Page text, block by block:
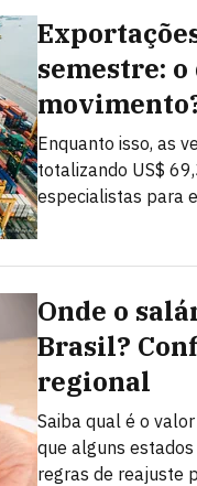
semestre:
Enquanto isso, as
totalizando US$
especialistas para
Onde o
Brasil?
regional
Saiba qual é o
que alguns
regras de reajuste